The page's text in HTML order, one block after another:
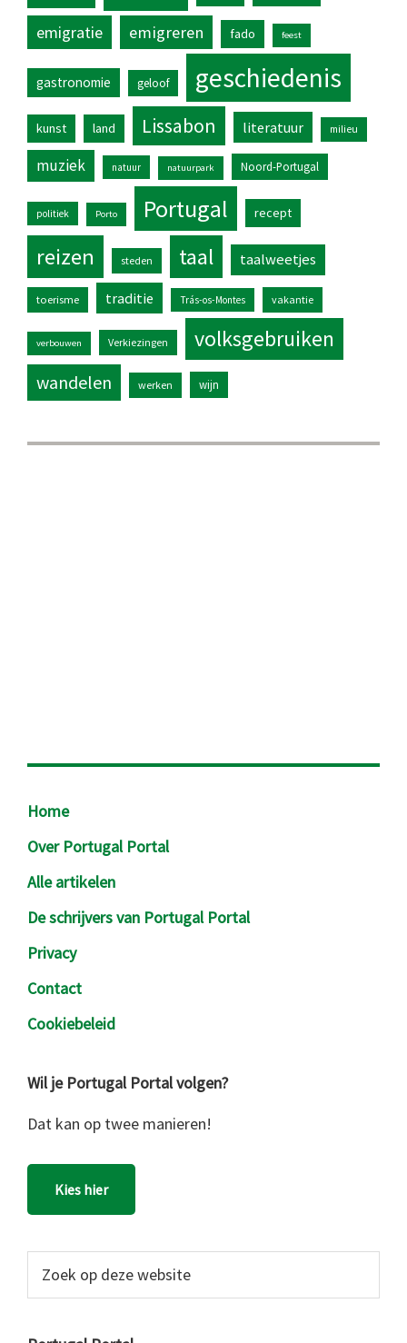
emigratie emigreren fado feest
gastronomie geloof geschiedenis
kunst land Lissabon literatuur milieu
muziek natuur natuurpark Noord-Portugal
politiek Porto Portugal recept
reizen steden taal taalweetjes
toerisme traditie Trás-os-Montes vakantie
verbouwen Verkiezingen volksgebruiken
wandelen werken wijn
Footer
Home
Over Portugal Portal
Alle artikelen
De schrijvers van Portugal Portal
Privacy
Contact
Cookiebeleid
Wil je Portugal Portal volgen?
Dat kan op twee manieren!
Kies hier